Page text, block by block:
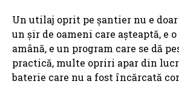
Un utilaj oprit pe șantier nu e
un șir de oameni care așteaptă, e
amână, e un program care se dă
practică, multe opriri apar din
baterie care nu a fost încărcată